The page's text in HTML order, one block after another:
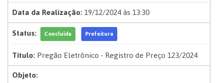
Data da Realização:19/12/2024 às 13:30
Status:
Concluída Prefeitura
Título:Pregão Eletrônico - Registro de Preço 123/2024
Objeto: